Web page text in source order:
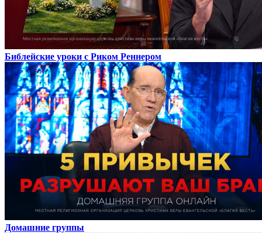
Библейские уроки с Риком Реннером
Домашние группы